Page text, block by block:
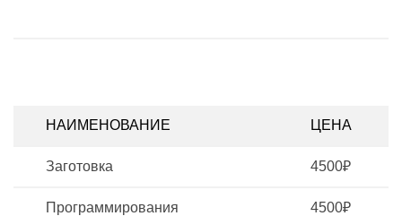
НАИМЕНОВАНИЕ ЦЕНА
Заготовка 4500₽
Программирования 4500₽